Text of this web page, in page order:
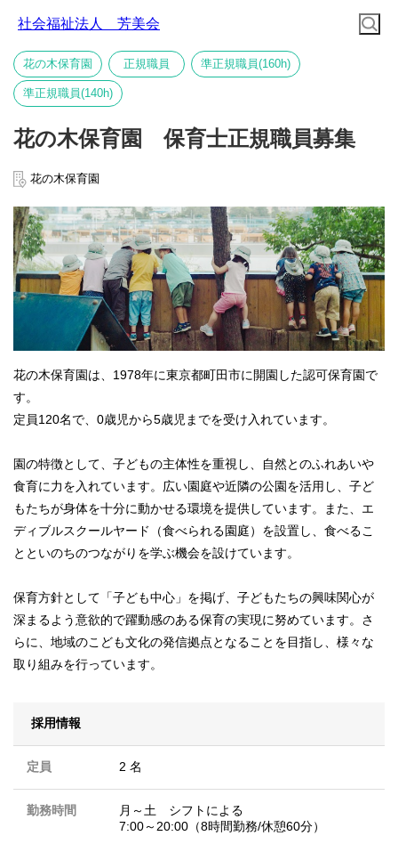
社会福祉法人 芳美会
花の木保育園 正規職員 準正規職員(160h)
準正規職員(140h)
花の木保育園 保育士正規職員募集
花の木保育園
花の木保育園は、1978年に東京都町田市に開園した認可保育園で
す。
定員120名で、0歳児から5歳児までを受け入れています。
園の特徴として、子どもの主体性を重視し、自然とのふれあいや
食育に力を入れています。広い園庭や近隣の公園を活用し、子ど
もたちが身体を十分に動かせる環境を提供しています。また、エ
ディブルスクールヤード（食べられる園庭）を設置し、食べるこ
とといのちのつながりを学ぶ機会を設けています。
保育方針として「子ども中心」を掲げ、子どもたちの興味関心が
深まるよう意欲的で躍動感のある保育の実現に努めています。さ
らに、地域のこども文化の発信拠点となることを目指し、様々な
取り組みを行っています。
採用情報
定員 2 名
勤務時間
月～土 シフトによる
7:00～20:00（8時間勤務/休憩60分）